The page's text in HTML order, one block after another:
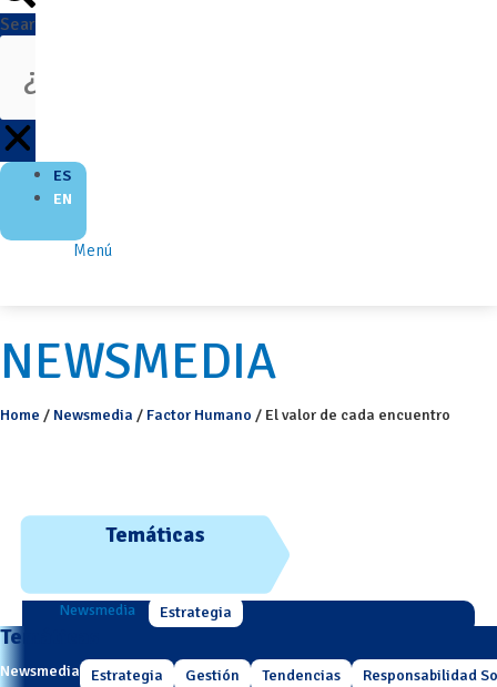
Search
ES
EN
Menú
NEWSMEDIA
Home / Newsmedia / Factor Humano / El valor de cada encuentro
Temáticas
Newsmedia Estrategia
Temáticas
Newsmedia Estrategia Gestión Tendencias Responsabilidad